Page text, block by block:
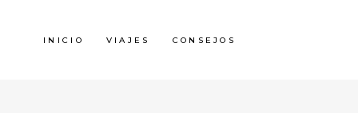
INICIO VIAJES CONSEJOS